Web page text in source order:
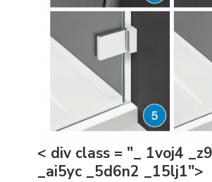
< div class = "_ 1voj4
_ai5yc _5d6n2 _15lj1">